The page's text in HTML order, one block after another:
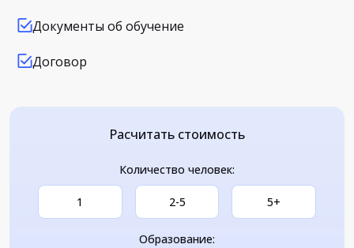
Документы об обучение
Договор
Расчитать стоимость
Количество человек:
1 2-5 5+
Образование: